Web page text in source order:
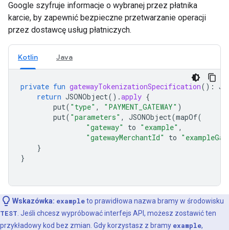
Google szyfruje informacje o wybranej przez płatnika
karcie, by zapewnić bezpieczne przetwarzanie operacji
przez dostawcę usług płatniczych.
Kotlin Java
private fun gatewayTokenizationSpecification():
return JSONObject().apply {
put( "type" , "PAYMENT_GATEWAY" )
put( "parameters" , JSONObject(mapOf(
"gateway"
to "example" ,
"gatewayMerchantId"
to
}
}
Wskazówka: exampleto prawidłowa nazwa bramy w środowisku
TEST . Jeśli chcesz wypróbować interfejs API, możesz zostawić ten
przykładowy kod bez zmian. Gdy korzystasz z bramy example,